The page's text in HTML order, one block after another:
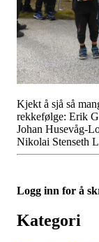
Kjekt å sjå så
rekkefølge: Erik
Johan Husevåg-
Nikolai Stenseth
Logg inn for å
Kategori